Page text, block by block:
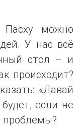
можно
У нас всё
стол – и
происходит?
«Давай
если не
проблемы?